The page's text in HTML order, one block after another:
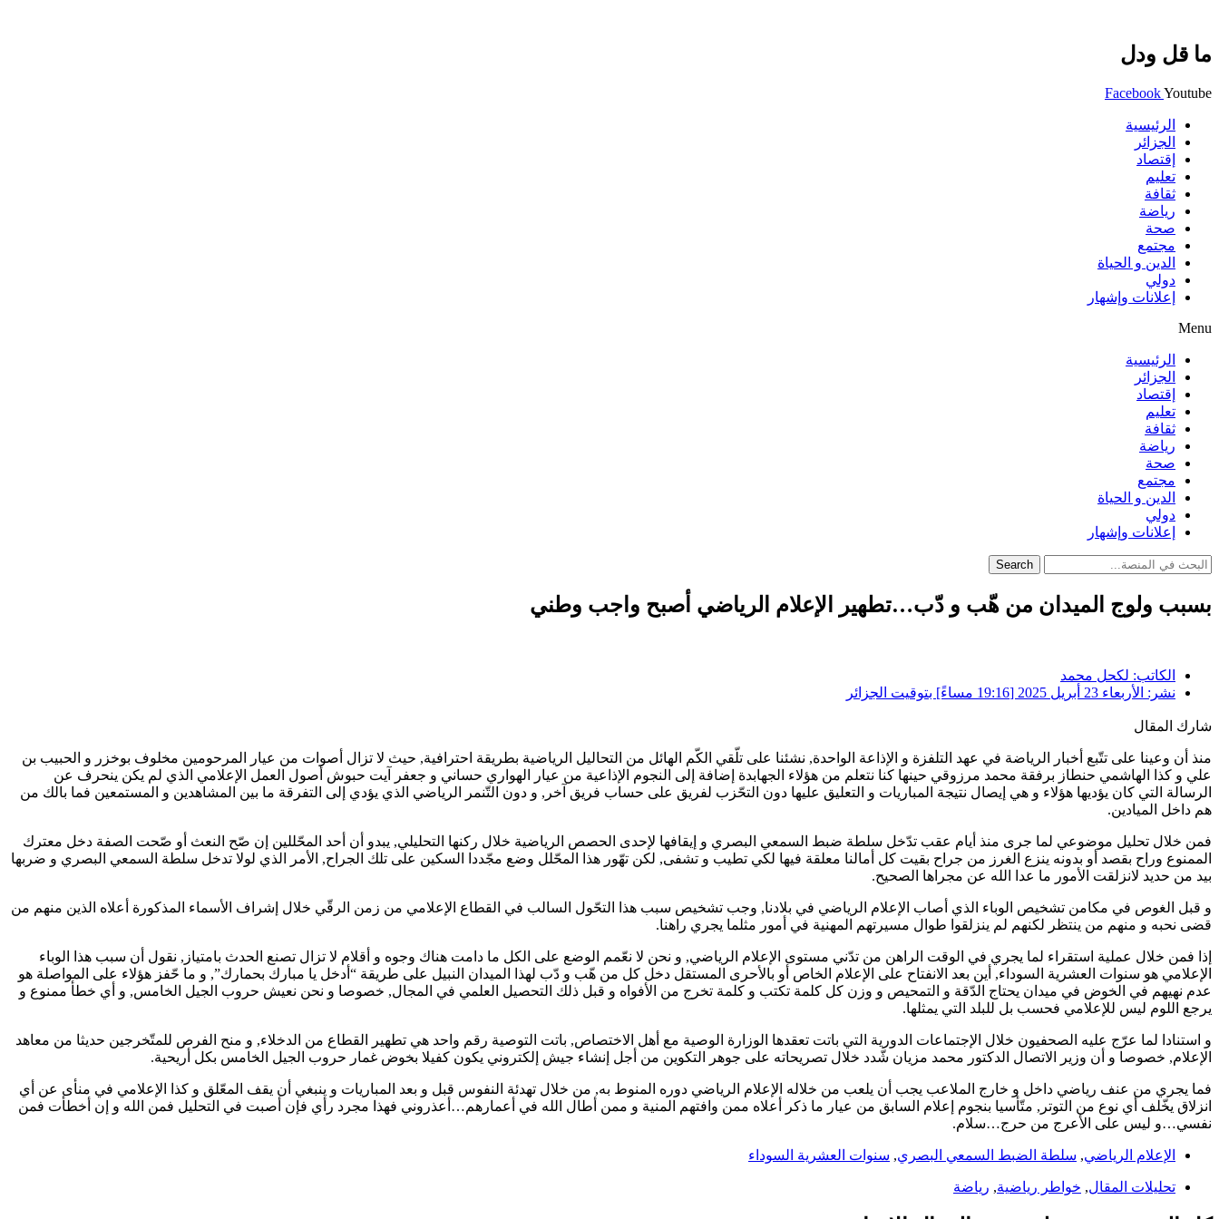
ما قل ودل
FacebookYoutube
الرئيسية
الجزائر
إقتصاد
تعليم
ثقافة
رياضة
صحة
مجتمع
الدين و الحياة
دولي
إعلانات وإشهار
Menu
الرئيسية
الجزائر
إقتصاد
تعليم
ثقافة
رياضة
صحة
مجتمع
الدين و الحياة
دولي
إعلانات وإشهار
Search
بسبب ولوج الميدان من هّب و دّب…تطهير الإعلام الرياضي أصبح واجب وطني
الكاتب: لكحل محمد
نشر: الأربعاء 23 أبريل 2025 [19:16 مساءً] بتوقيت الجزائر
شارك المقال
منذ أن وعينا على تتّبع أخبار الرياضة في عهد التلفزة و الإذاعة الواحدة, نشئنا على تلّقي الكّم الهائل من التحاليل الرياضية بطريقة احترافية, حيث لا تزال أصوات من عيار المرحومين مخلوف بوخزر و الحبيب بن
علي و كذا الهاشمي حنطاز برفقة محمد مرزوقي حينها كنا نتعلم من هؤلاء الجهابدة إضافة إلى النجوم الإذاعية من عيار الهواري حساني و جعفر آيت حبوش أصول العمل الإعلامي الذي لم يكن ينحرف عن
الرسالة التي كان يؤديها هؤلاء و هي إيصال نتيجة المباريات و التعليق عليها دون التحّزب لفريق على حساب فريق آخر, و دون التّنمر الرياضي الذي يؤدي إلى التفرقة ما بين المشاهدين و المستمعين فما بالك من
هم داخل الميادين.
فمن خلال تحليل موضوعي لما جرى منذ أيام عقب تدّخل سلطة ضبط السمعي البصري و إيقافها لإحدى الحصص الرياضية خلال ركنها التحليلي, يبدو أن أحد المحّللين إن صّح النعث أو صّحت الصفة دخل معترك
الممنوع وراح بقصد أو بدونه ينزع الغرز من جراح بقيت كل أمالنا معلقة فيها لكي تطيب و تشفى, لكن تهّور هذا المحّلل وضع مجّددا السكين على تلك الجراح, الأمر الذي لولا تدخل سلطة السمعي البصري و ضربها
بيد من حديد لانزلقت الأمور ما عدا الله عن مجراها الصحيح.
و قبل الغوص في مكامن تشخيص الوباء الذي أصاب الإعلام الرياضي في بلادنا, وجب تشخيص سبب هذا التحّول السالب في القطاع الإعلامي من زمن الرقّي خلال إشراف الأسماء المذكورة أعلاه الذين منهم من
قضى نحبه و منهم من ينتظر لكنهم لم ينزلقوا طوال مسيرتهم المهنية في أمور مثلما يجري راهنا.
إذا فمن خلال عملية استقراء لما يجري في الوقت الراهن من تدّني مستوى الإعلام الرياضي, و نحن لا نعّمم الوضع على الكل ما دامت هناك وجوه و أقلام لا تزال تصنع الحدث بامتياز, نقول أن سبب هذا الوباء
الإعلامي هو سنوات العشرية السوداء, أين بعد الانفتاح على الإعلام الخاص أو بالأحرى المستقل دخل كل من هّب و دّب لهذا الميدان النبيل على طريقة “أدخل يا مبارك بحمارك”, و ما حّفز هؤلاء على المواصلة هو
عدم نهيهم في الخوض في ميدان يحتاج الدّقة و التمحيص و وزن كل كلمة تكتب و كلمة تخرج من الأفواه و قبل ذلك التحصيل العلمي في المجال, خصوصا و نحن نعيش حروب الجيل الخامس, و أي خطأ ممنوع و
يرجع اللوم ليس للإعلامي فحسب بل للبلد التي يمثلها.
و استنادا لما عرّج عليه الصحفيون خلال الإجتماعات الدورية التي باتت تعقدها الوزارة الوصية مع أهل الاختصاص, باتت التوصية رقم واحد هي تطهير القطاع من الدخلاء, و منح الفرص للمتّخرجين حديثا من معاهد
الإعلام, خصوصا و أن وزير الاتصال الدكتور محمد مزيان شّدد خلال تصريحاته على جوهر التكوين من أجل إنشاء جيش إلكتروني يكون كفيلا بخوض غمار حروب الجيل الخامس بكل أريحية.
فما يجري من عنف رياضي داخل و خارج الملاعب يجب أن يلعب من خلاله الإعلام الرياضي دوره المنوط به, من خلال تهدئة النفوس قبل و بعد المباريات و ينبغي أن يقف المعّلق و كذا الإعلامي في منأى عن أي
انزلاق يخّلف أي نوع من التوتر, متّأسيا بنجوم إعلام السابق من عيار ما ذكر أعلاه ممن وافتهم المنية و ممن أطال الله في أعمارهم…أعذروني فهذا مجرد رأي فإن أصبت في التحليل فمن الله و إن أخطأت فمن
نفسي…و ليس على الأعرج من حرج…سلام.
الإعلام الرياضي, سلطة الضبط السمعي البصري, سنوات العشرية السوداء
تحليلات المقال, خواطر رياضية, رياضة